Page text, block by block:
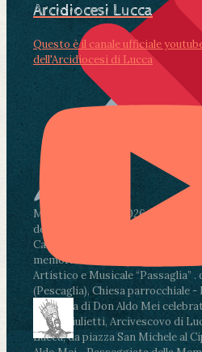
Martedì 4 agosto2026ore 11:30 -
dell’Infanzia don Aldo Mei - Viale
Castracani 435 - Inaugurazione
memoria di don Aldo Mei curato
Artistico e Musicale “Passaglia” .
(Pescaglia), Chiesa parrocchiale -
memoria di Don Aldo Mei
Paolo Giulietti, Arcivescovo di
Lucca, da piazza San Michele al
Arcidiocesi Lucca
Questo è il canale ufficiale
dell'Arcidiocesi di Lucca